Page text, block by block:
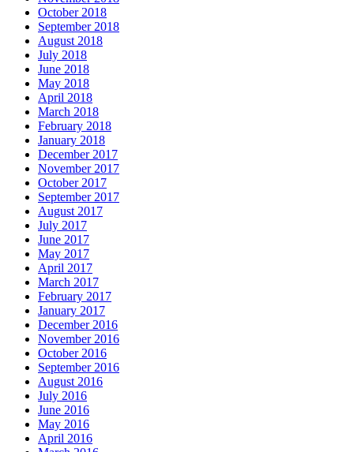
October 2018
September 2018
August 2018
July 2018
June 2018
May 2018
April 2018
March 2018
February 2018
January 2018
December 2017
November 2017
October 2017
September 2017
August 2017
July 2017
June 2017
May 2017
April 2017
March 2017
February 2017
January 2017
December 2016
November 2016
October 2016
September 2016
August 2016
July 2016
June 2016
May 2016
April 2016